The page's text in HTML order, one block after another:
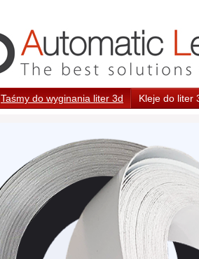
Taśmy do wyginania liter 3d Kleje do liter